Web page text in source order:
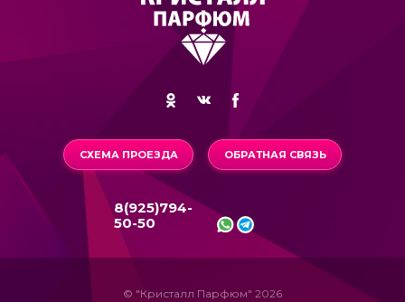
СХЕМА ПРОЕЗДА ОБРАТНАЯ СВЯЗЬ
8(925)794-
50-50
© "Кристалл Парфюм" 2026